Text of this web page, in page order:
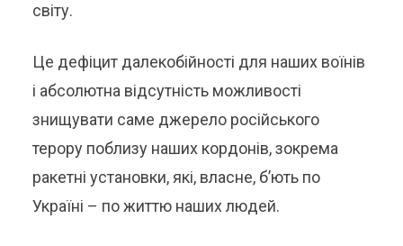
світу.
Це дефіцит далекобійності для наших воїнів
і абсолютна відсутність можливості
знищувати саме джерело російського
терору поблизу наших кордонів, зокрема
ракетні установки, які, власне, б’ють по
Україні – по життю наших людей.